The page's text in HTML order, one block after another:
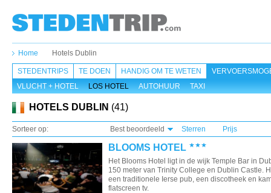
Home Hotels Dublin
STEDENTRIPS TE DOEN HANDIG OM TE WETEN
VLUCHT + HOTEL
LOS HOTEL AUTOHUUR TAXI
HOTELS DUBLIN (41)
Sorteer op: Best beoordeeld Sterren Prijs
BLOOMS HOTEL
Het Blooms Hotel ligt in de wijk Temple Bar in
150 meter van Trinity College en Dublin Castle.
een traditionele Ierse pub, een discotheek en
flatscreen tv.